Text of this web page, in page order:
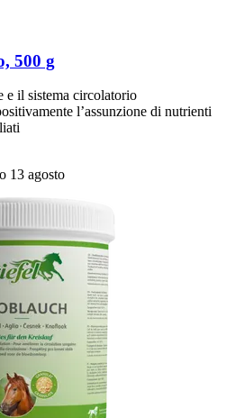
500 g
e il sistema circolatorio
l’assunzione di nutrienti
13 agosto